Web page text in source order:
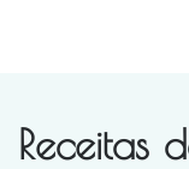
Receitas